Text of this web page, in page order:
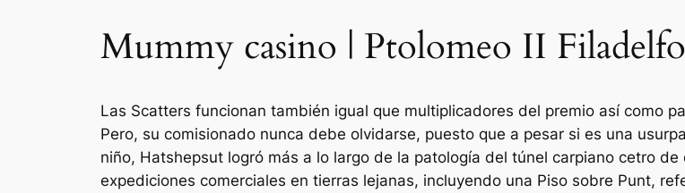
Mummy casino | Ptolomeo II Filadelfo
Las Scatters funcionan también igual que multiplicadores del premio así­ como
Pero, su comisionado nunca debe olvidarse, puesto que a pesar si es una
niño, Hatshepsut logró más a lo largo de la patologí­a del túnel carpiano cetro
expediciones comerciales en tierras lejanas, incluyendo una Piso sobre Punt,